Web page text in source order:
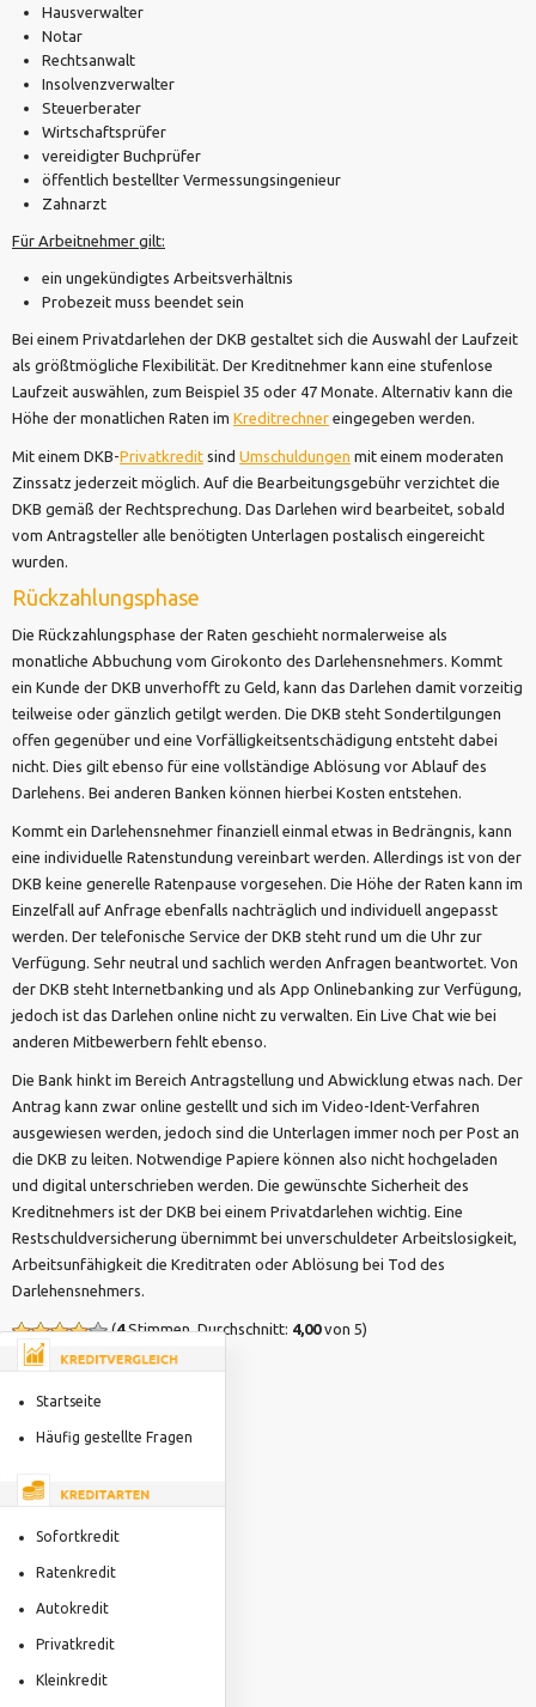
Hausverwalter
Notar
Rechtsanwalt
Insolvenzverwalter
Steuerberater
Wirtschaftsprüfer
vereidigter Buchprüfer
öffentlich bestellter Vermessungsingenieur
Zahnarzt
Für Arbeitnehmer gilt:
ein ungekündigtes Arbeitsverhältnis
Probezeit muss beendet sein
Bei einem Privatdarlehen der DKB gestaltet sich die Auswahl der Laufzeit
als größtmögliche Flexibilität. Der Kreditnehmer kann eine stufenlose
Laufzeit auswählen, zum Beispiel 35 oder 47 Monate. Alternativ kann die
Höhe der monatlichen Raten im Kreditrechner eingegeben werden.
Mit einem DKB-Privatkredit sind Umschuldungen mit einem moderaten
Zinssatz jederzeit möglich. Auf die Bearbeitungsgebühr verzichtet die
DKB gemäß der Rechtsprechung. Das Darlehen wird bearbeitet, sobald
vom Antragsteller alle benötigten Unterlagen postalisch eingereicht
wurden.
Rückzahlungsphase
Die Rückzahlungsphase der Raten geschieht normalerweise als
monatliche Abbuchung vom Girokonto des Darlehensnehmers. Kommt
ein Kunde der DKB unverhofft zu Geld, kann das Darlehen damit vorzeitig
teilweise oder gänzlich getilgt werden. Die DKB steht Sondertilgungen
offen gegenüber und eine Vorfälligkeitsentschädigung entsteht dabei
nicht. Dies gilt ebenso für eine vollständige Ablösung vor Ablauf des
Darlehens. Bei anderen Banken können hierbei Kosten entstehen.
Kommt ein Darlehensnehmer finanziell einmal etwas in Bedrängnis, kann
eine individuelle Ratenstundung vereinbart werden. Allerdings ist von der
DKB keine generelle Ratenpause vorgesehen. Die Höhe der Raten kann im
Einzelfall auf Anfrage ebenfalls nachträglich und individuell angepasst
werden. Der telefonische Service der DKB steht rund um die Uhr zur
Verfügung. Sehr neutral und sachlich werden Anfragen beantwortet. Von
der DKB steht Internetbanking und als App Onlinebanking zur Verfügung,
jedoch ist das Darlehen online nicht zu verwalten. Ein Live Chat wie bei
anderen Mitbewerbern fehlt ebenso.
Die Bank hinkt im Bereich Antragstellung und Abwicklung etwas nach. Der
Antrag kann zwar online gestellt und sich im Video-Ident-Verfahren
ausgewiesen werden, jedoch sind die Unterlagen immer noch per Post an
die DKB zu leiten. Notwendige Papiere können also nicht hochgeladen
und digital unterschrieben werden. Die gewünschte Sicherheit des
Kreditnehmers ist der DKB bei einem Privatdarlehen wichtig. Eine
Restschuldversicherung übernimmt bei unverschuldeter Arbeitslosigkeit,
Arbeitsunfähigkeit die Kreditraten oder Ablösung bei Tod des
Darlehensnehmers.
(4Stimmen, Durchschnitt: 4,00von 5)
Startseite
Häufig gestellte Fragen
Sofortkredit
Ratenkredit
Autokredit
Privatkredit
Kleinkredit